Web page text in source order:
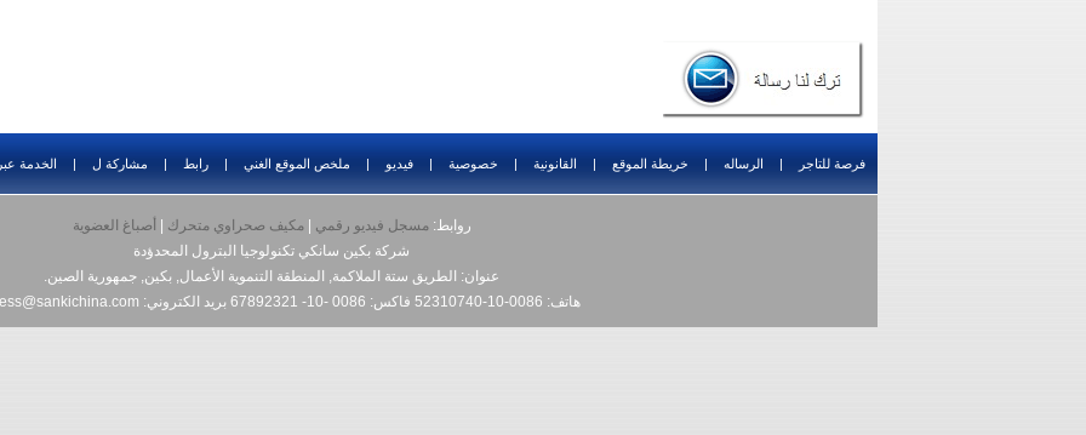
فرصة للتاجر | الرساله | خريطة الموقع | القانونية | خصوصية | فيديو | ملخص الموقع الغني | رابط | مشاركة ل | الخدمة
روابط:مسجل فيديو رقمي |مكيف صحراوي متحرك
أصباغ العضوية
شركة بكين سانكي تكنولوجيا البترول المحدؤدة
عنوان: الطريق ستة الملاكمة, المنطقة التنموية الأعمال, بكين, جمهورية الصين.
هاتف: 0086-10-52310740 فاكس: 0086 -10- 67892321 بريد الكتروني: business@sankichina.com